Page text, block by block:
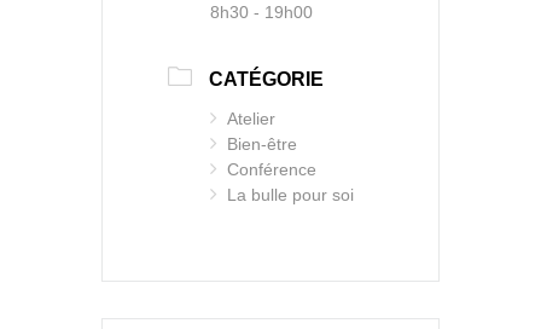
8h30 - 19h00
CATÉGORIE
Atelier
Bien-être
Conférence
La bulle pour soi